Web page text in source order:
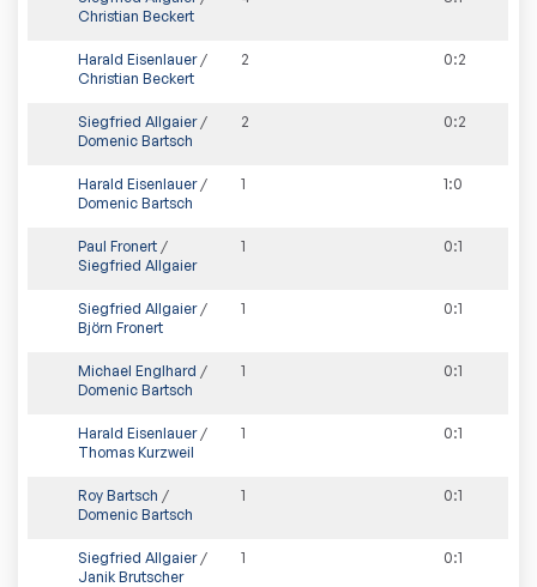
Christian Beckert
Harald Eisenlauer/
Christian Beckert
2 0:2
Siegfried Allgaier/
Domenic Bartsch
2 0:2
Harald Eisenlauer/
Domenic Bartsch
1 1:0
Paul Fronert /
Siegfried Allgaier
1 0:1
Siegfried Allgaier/
Björn Fronert
1 0:1
Michael Englhard /
Domenic Bartsch
1 0:1
Harald Eisenlauer/
Thomas Kurzweil
1 0:1
Roy Bartsch /
Domenic Bartsch
1 0:1
Siegfried Allgaier/
Janik Brutscher
1 0:1